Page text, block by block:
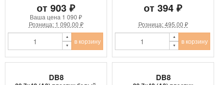
от 903 ₽
Ваша цена 1 090 ₽
Розница: 1 090.00 ₽
в корзину
от 394 ₽
Розница: 495.00 ₽
в корзину
DB8 DB8